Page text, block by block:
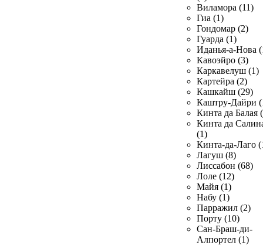
Виламора (11)
Гиа (1)
Гондомар (2)
Гуарда (1)
Иданья-а-Нова
Кавоэйро (3)
Каркавелуш (1)
Картейра (2)
Кашкайш (29)
Каштру-Дайри
Кинта да Балая
Кинта да
(1)
Кинта-да-Лаго
Лагуш (8)
Лиссабон (68)
Лоле (12)
Майя (1)
Набу (1)
Парражил (2)
Порту (10)
Сан-Браш-ди-
Алпортел (1)